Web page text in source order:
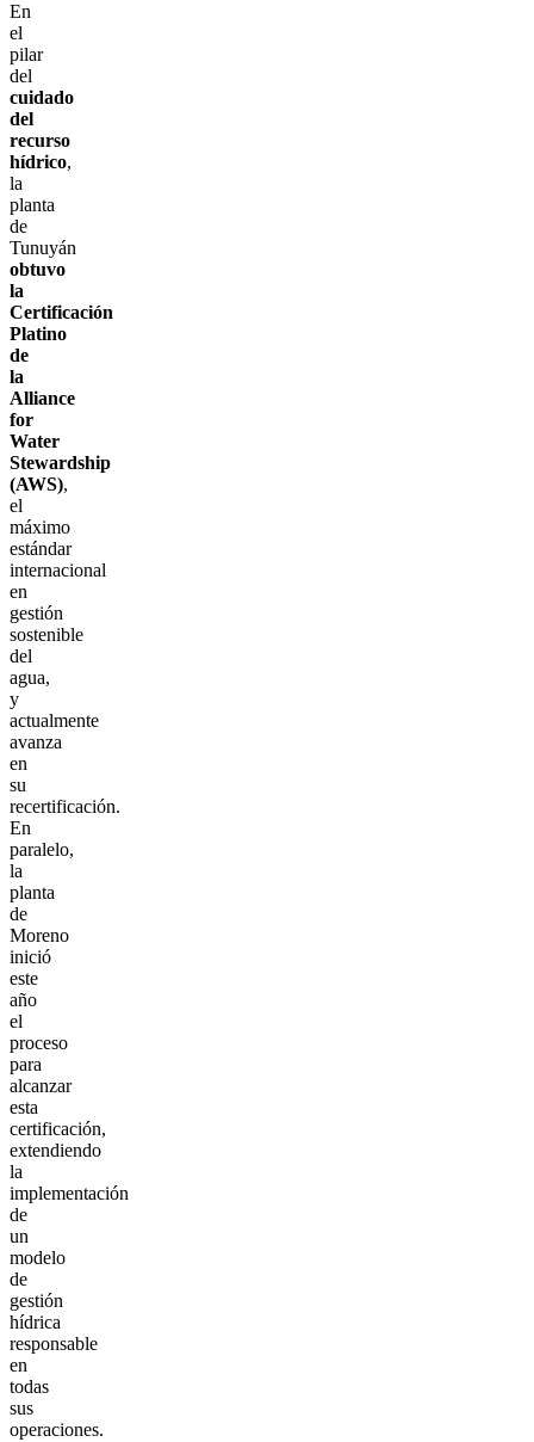
En
el
pilar
del
cuidado
del
recurso
hídrico,
la
planta
de
Tunuyán
obtuvo
la
Certificación
Platino
de
la
Alliance
for
Water
Stewardship
(AWS),
el
máximo
estándar
internacional
en
gestión
sostenible
del
agua,
y
actualmente
avanza
en
su
recertificación.
En
paralelo,
la
planta
de
Moreno
inició
este
año
el
proceso
para
alcanzar
esta
certificación,
extendiendo
la
implementación
de
un
modelo
de
gestión
hídrica
responsable
en
todas
sus
operaciones.